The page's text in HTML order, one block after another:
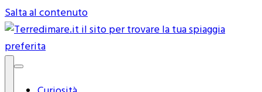
Salta al contenuto
Terredimare.it il sito per trovare